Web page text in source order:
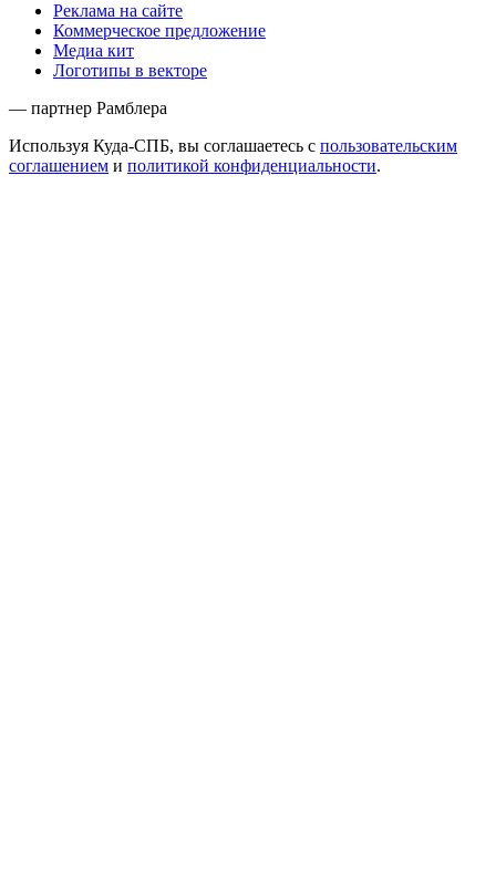
Реклама на сайте
Коммерческое предложение
Медиа кит
Логотипы в векторе
— партнер Рамблера
Используя Куда-СПБ, вы соглашаетесь с пользовательским
соглашением и политикой конфиденциальности.